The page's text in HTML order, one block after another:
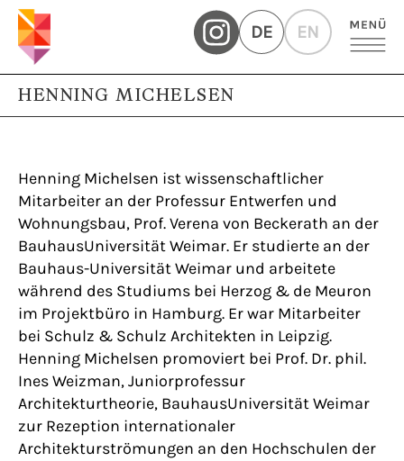
DE EN
HENNING MICHELSEN
Henning Michelsen ist wissenschaftlicher
Mitarbeiter an der Professur Entwerfen und
Wohnungsbau, Prof. Verena von Beckerath an der
BauhausUniversität Weimar. Er studierte an der
Bauhaus-Universität Weimar und arbeitete
während des Studiums bei Herzog & de Meuron
im Projektbüro in Hamburg. Er war Mitarbeiter
bei Schulz & Schulz Architekten in Leipzig.
Henning Michelsen promoviert bei Prof. Dr. phil.
Ines Weizman, Juniorprofessur
Architekturtheorie, BauhausUniversität Weimar
zur Rezeption internationaler
Architekturströmungen an den Hochschulen der